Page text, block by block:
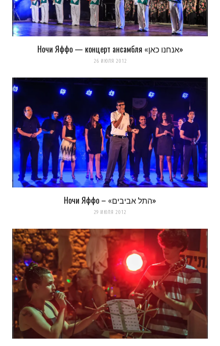
Загрузка...
k0ev
13 ЛЕТ AGO
спасибо)
что именно интересует в обработке?
Загрузка...
Артём
13 ЛЕТ AGO
REPLY
В данном случае настройки каналов RGB. Тут
явно есть уход в зелёные цвета. Это какой то
preset или всё в ручную?
Ну и вообще интересен сам процесс, какие
параметры обычно изменяешь и т.д.
Ночи Яффо — концерт ансамбля «אנחנו כאן»
26 ИЮЛЯ 2012
Ночи Яффо – «התל אביבים»
29 ИЮЛЯ 2012